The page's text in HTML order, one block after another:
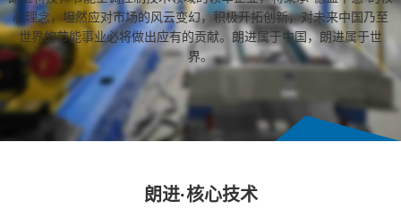
心理念，坦然应对市场的风云变幻，积极开拓创新，对未来中国乃至
世界的节能事业必将做出应有的贡献。朗进属于中国，朗进属于世
界。
朗进·核心技术